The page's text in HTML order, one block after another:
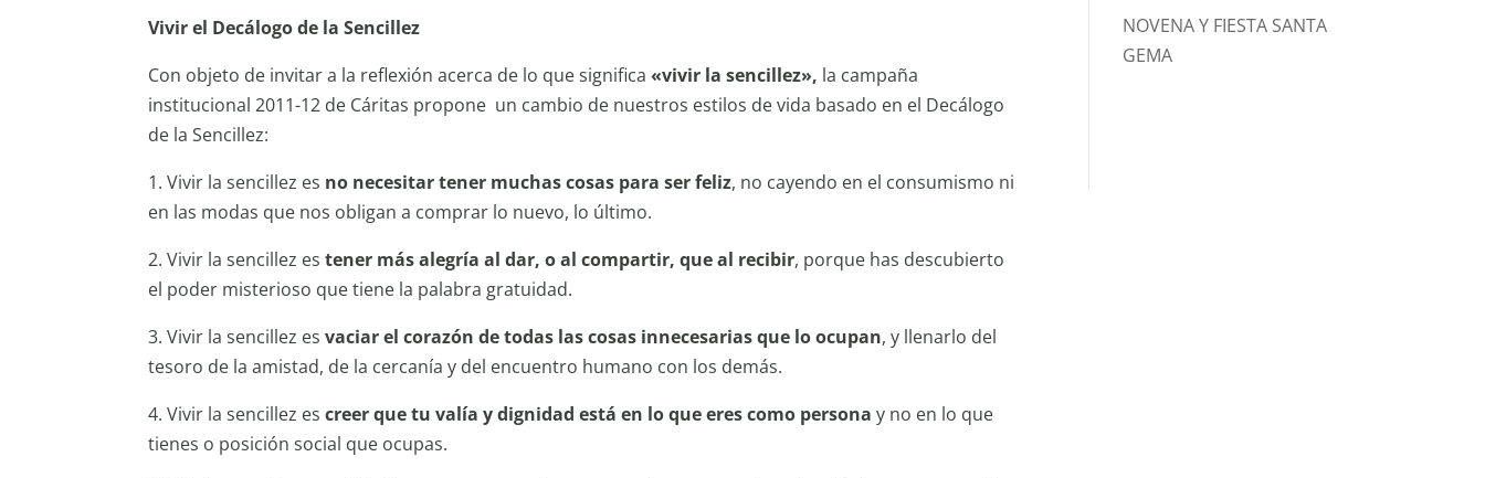
Vivir el Decálogo de la Sencillez
Con objeto de invitar a la reflexión acerca de lo que significa«vivir la sencillez», la campaña
institucional 2011-12 de Cáritas propone un cambio de nuestros estilos de vida basado en el Decálogo
de la Sencillez:
1. Vivir la sencillez es no necesitar tener muchas cosas para ser feliz, no cayendo en el consumismo ni
en las modas que nos obligan a comprar lo nuevo, lo último.
2. Vivir la sencillez estener más alegría al dar, o al compartir, que al recibir, porque has descubierto
el poder misterioso que tiene la palabra gratuidad.
3. Vivir la sencillez es vaciar el corazón de todas las cosas innecesarias que lo ocupan, y llenarlo del
tesoro de la amistad, de la cercanía y del encuentro humano con los demás.
4. Vivir la sencillez escreer que tu valía y dignidad está en lo que eres como persona y no en lo que
tienes o posición social que ocupas.
NOVENA Y FIESTA SANTA
GEMA